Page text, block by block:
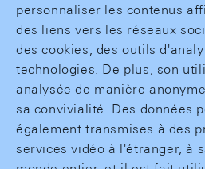
personnaliser les contenus
des liens vers les réseaux
des cookies, des outils
technologies. De plus, son
analysée de manière
sa convivialité. Des données
également transmises à des
services vidéo à l'étranger, à